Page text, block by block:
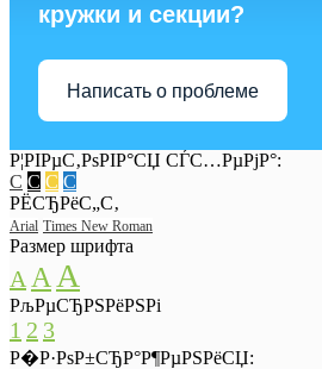
кружки и секции?
Написать о проблеме
Р¦РІРµС‚РѕРІР°СЏ СЃС…РµРјР°:
C C C C
РЁСЂРёС„С‚
Arial Times New Roman
Размер шрифта
A A A
РљРµСЂРЅРёРЅРі
1 2 3
Р�Р·РѕР±СЂР°Р¶РµРЅРёСЏ: